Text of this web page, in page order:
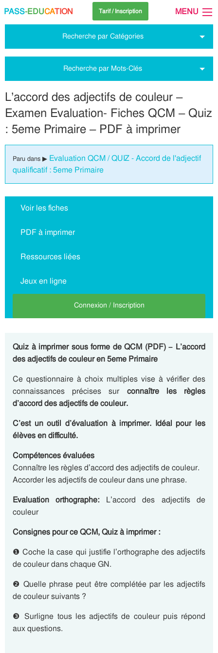
PASS-EDUCATION Tarif / Inscription MENU
Recherche par Catégories
Recherche par Mots-Clés
L’accord des adjectifs de couleur –
Examen Evaluation- Fiches QCM – Quiz
: 5eme Primaire – PDF à imprimer
Paru dans ▶ Evaluation QCM / QUIZ - Accord de l'adjectif
qualificatif : 5eme Primaire
Voir les fiches
PDF à imprimer
Ressources liées
Jeux en ligne
Connexion / Inscription
Quiz à imprimer sous forme de QCM (PDF) – L’accord
des adjectifs de couleur en 5eme Primaire
Ce questionnaire à choix multiples vise à vérifier des
connaissances précises sur connaître les règles
d’accord des adjectifs de couleur.
C’est un outil d’évaluation à imprimer. Idéal pour les
élèves en difficulté.
Compétences évaluées
Connaître les règles d’accord des adjectifs de couleur.
Accorder les adjectifs de couleur dans une phrase.
Evaluation orthographe: L’accord des adjectifs de
couleur
Consignes pour ce QCM, Quiz à imprimer :
❶ Coche la case qui justifie l’orthographe des adjectifs
de couleur dans chaque GN.
❷ Quelle phrase peut être complétée par les adjectifs
de couleur suivants ?
❸ Surligne tous les adjectifs de couleur puis répond
aux questions.